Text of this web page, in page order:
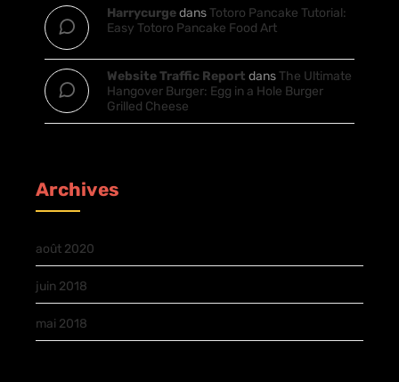
HarrycurgedansTotoro Pancake Tutorial:
Easy Totoro Pancake Food Art
Website Traffic Report dansThe Ultimate
Hangover Burger: Egg in a Hole Burger
Grilled Cheese
Archives
août 2020
juin 2018
mai 2018